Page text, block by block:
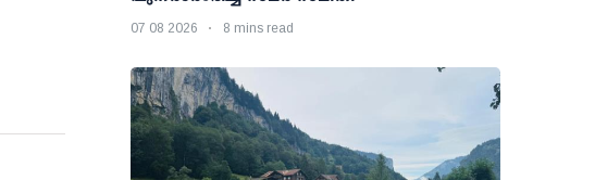
07 08 2026 8 mins read